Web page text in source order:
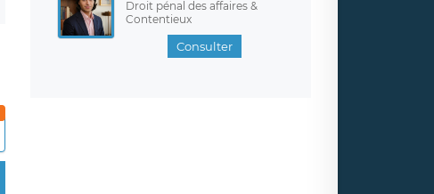
Droit pénal des affaires &
Contentieux
Consulter